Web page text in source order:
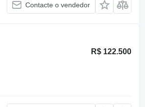
Contacte o vendedor
R$ 122.500